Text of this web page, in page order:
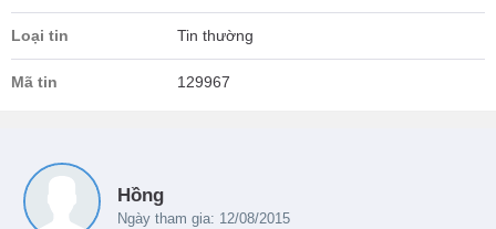
Loại tin Tin thường
Mã tin 129967
Hồng
Ngày tham gia: 12/08/2015